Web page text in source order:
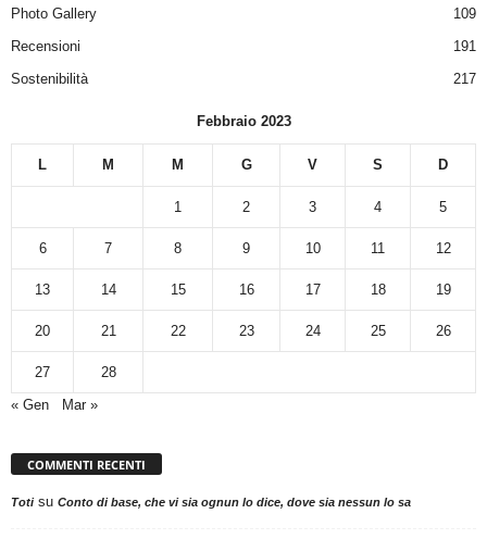
Photo Gallery
109
Recensioni
191
Sostenibilità
217
Febbraio 2023
L M M G V S D
1 2 3 4 5
6 7 8 9 10 11 12
13 14 15 16 17 18 19
20 21 22 23 24 25 26
27
28
« Gen
Mar »
COMMENTI RECENTI
Totisu Conto di base, che vi sia ognun lo dice, dove sia nessun lo sa